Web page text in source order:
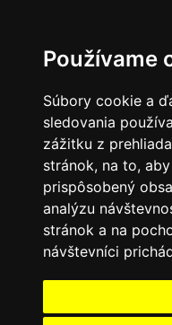
Používame
Súbory cookie a
sledovania
zážitku z
stránok, na to,
prispôsobený
analýzu
stránok a na
návštevníci